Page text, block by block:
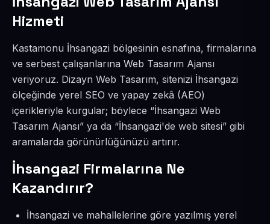
Hizmeti
Kastamonu İhsangazi bölgesinin esnafına, firmalarına
ve serbest çalışanlarına Web Tasarım Ajansı
veriyoruz. Dizayn Web Tasarım, sitenizi İhsangazi
ölçeğinde yerel SEO ve yapay zekâ (AEO)
içerikleriyle kurgular; böylece “İhsangazi Web
Tasarım Ajansı” ya da “İhsangazi'de web sitesi” gibi
aramalarda görünürlüğünüzü artırır.
İhsangazi Firmalarına Ne
Kazandırır?
İhsangazi ve mahallelerine göre yazılmış yerel